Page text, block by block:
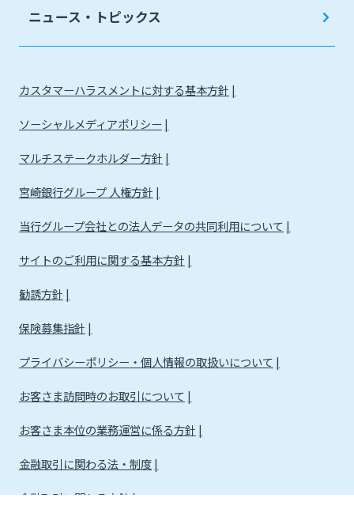
ニュース・トピックス
カスタマーハラスメントに対する基本方針
ソーシャルメディアポリシー
マルチステークホルダー方針
宮崎銀行グループ 人権方針
当行グループ会社との法人データの共同利用について
サイトのご利用に関する基本方針
勧誘方針
保険募集指針
プライバシーポリシー・個人情報の取扱いについて
お客さま訪問時のお取引について
お客さま本位の業務運営に係る方針
金融取引に関わる法・制度
金融取引に関わる方針